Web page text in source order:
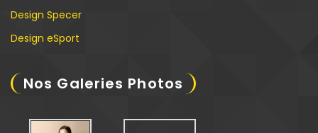
Design Specer
Design eSport
Nos Galeries Photos